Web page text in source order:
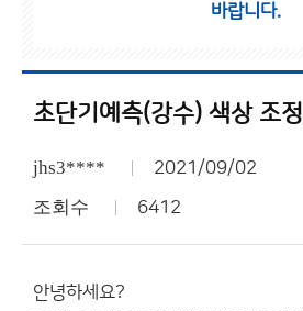
바랍니다.
초단기예측(강수) 색상 조정
jhs3**** 2021/09/02
조회수 6412
안녕하세요?